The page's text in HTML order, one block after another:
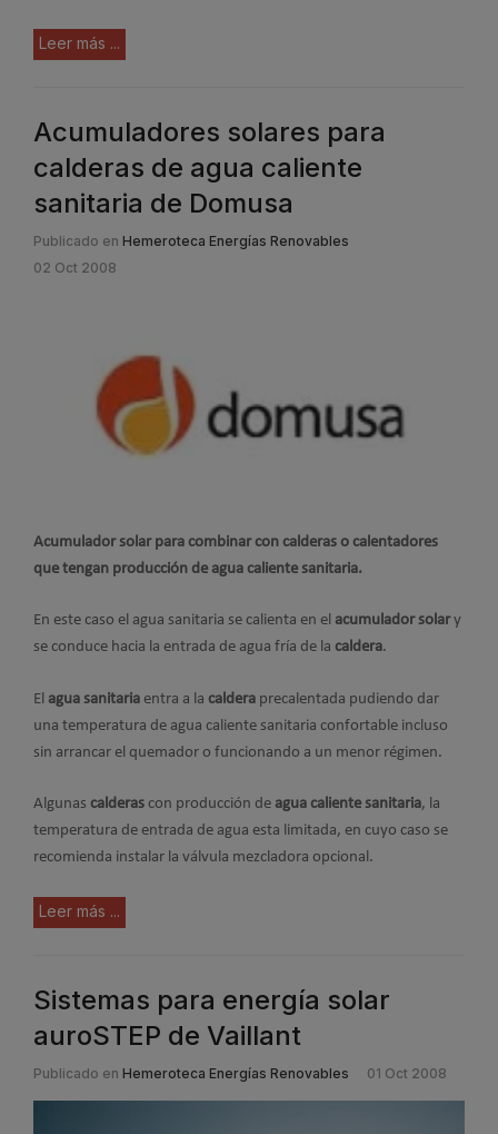
Leer más ...
Acumuladores solares para
calderas de agua caliente
sanitaria de Domusa
Publicado en Hemeroteca Energías Renovables
02 Oct 2008
Acumulador solar para combinar con calderas o calentadores
que tengan producción de agua caliente sanitaria.
En este caso el agua sanitaria se calienta en el acumulador solary
se conduce hacia la entrada de agua fría de la caldera.
El agua sanitaria entra a la caldera precalentada pudiendo dar
una temperatura de agua caliente sanitaria confortable incluso
sin arrancar el quemador o funcionando a un menor régimen.
Algunas calderas con producción de agua caliente sanitaria, la
temperatura de entrada de agua esta limitada, en cuyo caso se
recomienda instalar la válvula mezcladora opcional.
Leer más ...
Sistemas para energía solar
auroSTEP de Vaillant
Publicado en Hemeroteca Energías Renovables 01 Oct 2008